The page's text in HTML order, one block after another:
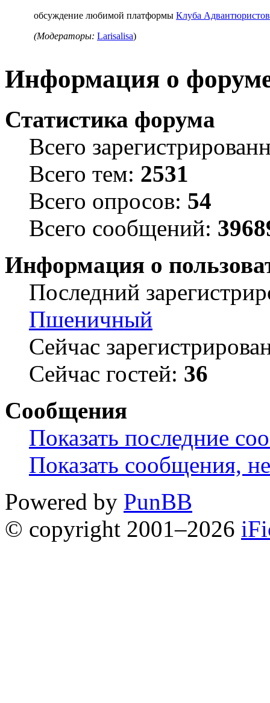
обсуждение любимой платформы Клуба Адвантюристов
(Модераторы: Larisalisa)
Информация о
Статистика форума
Всего
Всего тем: 2531
Всего опросов: 54
Всего сообщений:
Информация о
Последний
Пшеничный
Сейчас
Сейчас гостей: 36
Сообщения
Показать последние
Показать сообщения,
Powered by PunBB
© copyright 2001–2026